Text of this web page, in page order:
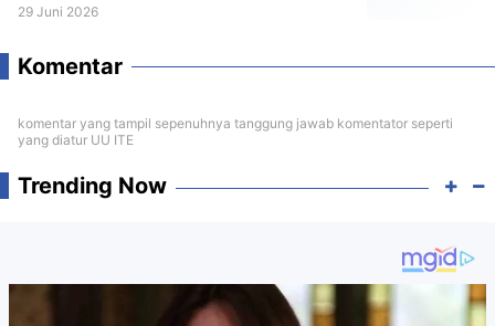
29 Juni 2026
Komentar
komentar yang tampil sepenuhnya tanggung jawab komentator seperti
yang diatur UU ITE
Trending Now